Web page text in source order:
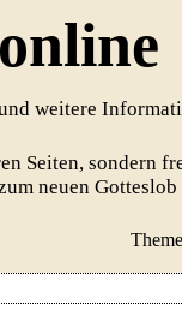
weitere
Seiten, sondern
neuen Gotteslob